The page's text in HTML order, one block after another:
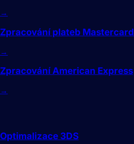
→
Zpracování plateb Mastercard
→
Zpracování American Express
→
Optimalizace 3DS